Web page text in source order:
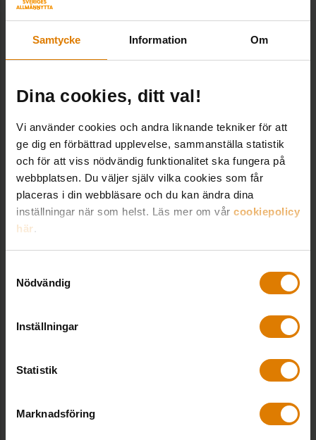
Samtycke Information Om
Dina cookies, ditt val!
Vi använder cookies och andra liknande tekniker för att
ge dig en förbättrad upplevelse, sammanställa statistik
och för att viss nödvändig funktionalitet ska fungera på
webbplatsen. Du väljer själv vilka cookies som får
placeras i din webbläsare och du kan ändra dina
inställningar när som helst. Läs mer om vår cookiepolicy
här.
Nödvändig
Inställningar
Statistik
Marknadsföring
LÄNKAR OCH DOKUMENT
Call for application SHAPE II
SHAPE – Affordable Housing Initiative
European Partnership
Läs mer: Nya kommissionären ska ta fram en
plan för bostäder till överkomliga kostnader
Björn Berggren
Björn arbetar med energi­effektivisering och